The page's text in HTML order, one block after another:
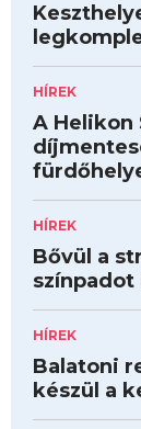
HÍREK
A Helikon
HÍREK
Bővül a
színpadot
HÍREK
Balatoni
készül a